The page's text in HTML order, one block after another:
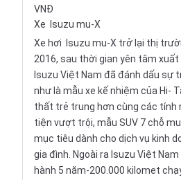
VNĐ
Xe
Isuzu mu-X
Xe hơi
Isuzu mu-X trở lại thị
2016, sau thời gian yên tâm xuất
Isuzu Việt Nam đã đánh dấu sự
như là mẫu xe kế nhiệm của Hi-
thất trẻ trung hơn cùng các tính
tiện vượt trội, mẫu SUV 7 chỗ
mục tiêu dành cho dịch vụ kinh
gia đình. Ngoài ra Isuzu Việt
hành 5 năm-200.000 kilomet